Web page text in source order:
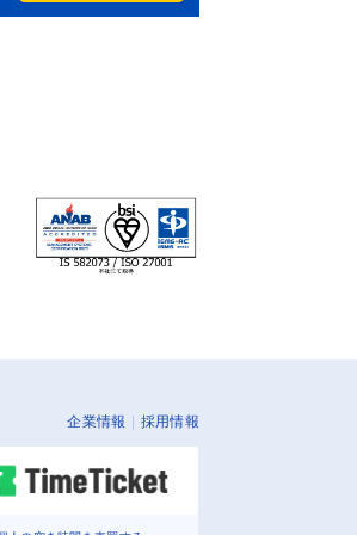
企業情報 採用情報